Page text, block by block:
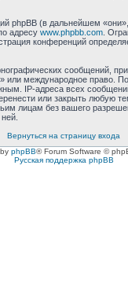
(в дальнейшем
адресу www.phpbb.com.
конференций
сообщений,
или международное
IP-адреса всех
или закрыть любую
лицам без вашего
Вернуться на страницу входа
phpBB® Forum Software ©
Русская поддержка phpBB